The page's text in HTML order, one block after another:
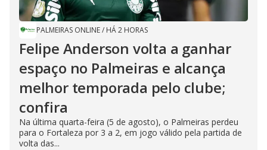
PALMEIRAS ONLINE/ HÁ 2 HORAS
Felipe Anderson volta a ganhar
espaço no Palmeiras e alcança
melhor temporada pelo clube;
confira
Na última quarta-feira (5 de agosto), o Palmeiras perdeu
para o Fortaleza por 3 a 2, em jogo válido pela partida de
volta das...